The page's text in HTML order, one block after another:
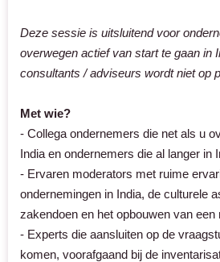
Deze sessie is uitsluitend voor
overwegen actief van start te gaan in
consultants / adviseurs wordt niet op
Met wie?
- Collega ondernemers die net als u
India en ondernemers die al langer in
- Ervaren moderators met ruime
ondernemingen in India, de culturele
zakendoen en het opbouwen van een
- Experts die aansluiten op de
komen, voorafgaand bij de